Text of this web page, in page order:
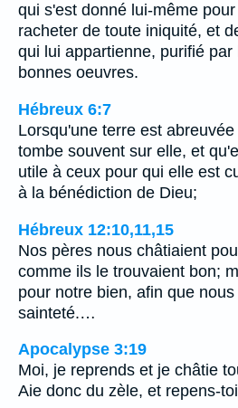
qui s'est donné lui-même
racheter de toute iniquité, et
qui lui appartienne, purifié
bonnes oeuvres.
Hébreux 6:7
Lorsqu'une terre est
tombe souvent sur elle, et
utile à ceux pour qui elle est
à la bénédiction de Dieu;
Hébreux 12:10,11,15
Nos pères nous châtiaient
comme ils le trouvaient bon;
pour notre bien, afin que
sainteté.…
Apocalypse 3:19
Moi, je reprends et je châtie
Aie donc du zèle, et repens-